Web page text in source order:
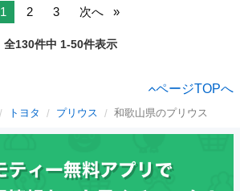
1 2 3 次へ
全130件中 1-50件表示
ページTOPへ
トヨタ プリウス 和歌山県のプリウス